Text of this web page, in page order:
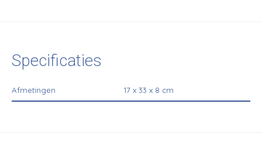
Specificaties
Afmetingen 17 x 33 x 8 cm